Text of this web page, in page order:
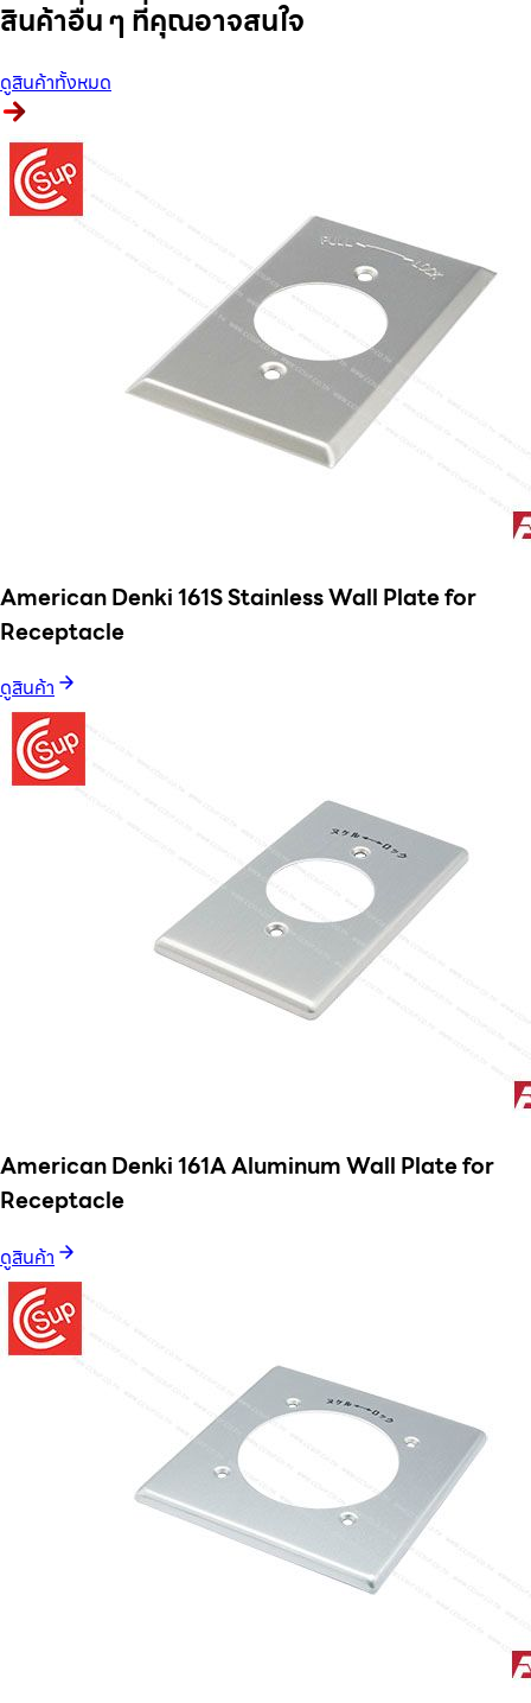
สินค้าอื่น ๆ ที่คุณอาจสนใจ
ดูสินค้าทั้งหมด
American Denki 161S Stainless Wall Plate for
Receptacle
ดูสินค้า
American Denki 161A Aluminum Wall Plate for
Receptacle
ดูสินค้า